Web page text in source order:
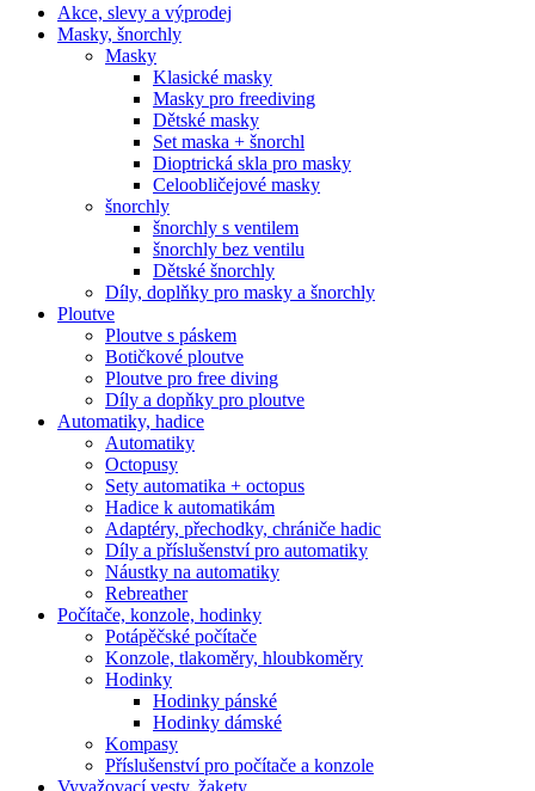
Akce, slevy a výprodej
Masky, šnorchly
Masky
Klasické masky
Masky pro freediving
Dětské masky
Set maska + šnorchl
Dioptrická skla pro masky
Celoobličejové masky
šnorchly
šnorchly s ventilem
šnorchly bez ventilu
Dětské šnorchly
Díly, doplňky pro masky a šnorchly
Ploutve
Ploutve s páskem
Botičkové ploutve
Ploutve pro free diving
Díly a dopňky pro ploutve
Automatiky, hadice
Automatiky
Octopusy
Sety automatika + octopus
Hadice k automatikám
Adaptéry, přechodky, chrániče hadic
Díly a příslušenství pro automatiky
Náustky na automatiky
Rebreather
Počítače, konzole, hodinky
Potápěčské počítače
Konzole, tlakoměry, hloubkoměry
Hodinky
Hodinky pánské
Hodinky dámské
Kompasy
Příslušenství pro počítače a konzole
Vyvažovací vesty, žakety